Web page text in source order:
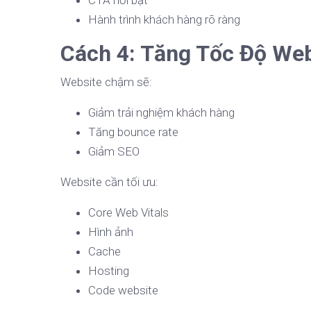
Hành trình khách hàng rõ ràng
Cách 4: Tăng Tốc Độ
Website chậm sẽ:
Giảm trải nghiệm khách hàng
Tăng bounce rate
Giảm SEO
Website cần tối ưu:
Core Web Vitals
Hình ảnh
Cache
Hosting
Code website